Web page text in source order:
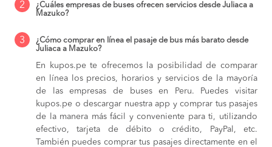
2
¿Cuáles empresas de buses ofrecen servicios desde Juliaca a
Mazuko?
3
¿Cómo comprar en línea el pasaje de bus más barato desde
Juliaca a Mazuko?
En kupos.pe te ofrecemos la posibilidad de comparar
en línea los precios, horarios y servicios de la mayoría
de las empresas de buses en Peru. Puedes visitar
kupos.pe o descargar nuestra app y comprar tus pasajes
de la manera más fácil y conveniente para ti, utilizando
efectivo, tarjeta de débito o crédito, PayPal, etc.
También puedes comprar tus pasajes directamente en el